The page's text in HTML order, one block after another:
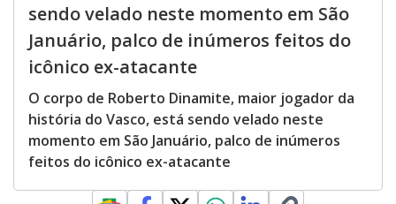
sendo velado neste momento em São
Januário, palco de inúmeros feitos do
icônico ex-atacante
O corpo de Roberto Dinamite, maior jogador da
história do Vasco, está sendo velado neste
momento em São Januário, palco de inúmeros
feitos do icônico ex-atacante